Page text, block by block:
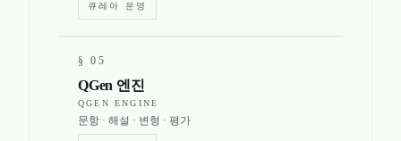
큐레아 운영
§05
QGen 엔진
QGEN ENGINE
문항 · 해설 · 변형 · 평가